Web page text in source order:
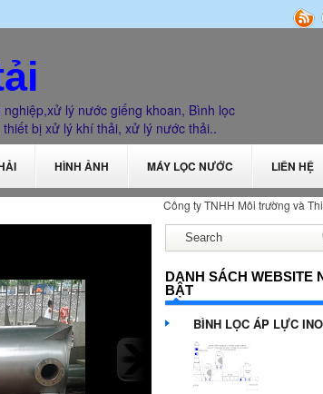
lý nước giếng khoan, Bình lọc
bị xử lý khí thải, xử lý nước thải..
HÌNH ẢNH MÁY LỌC NƯỚC LIÊN HỆ
Công ty TNHH Môi trường và
DANH SÁCH WEBSITE
BẬT
BÌNH LỌC ÁP LỰC